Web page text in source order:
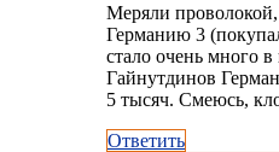
Меряли
Германию 3
стало очень много
Гайнутдинов
5 тысяч. Смеюсь,
Ответить